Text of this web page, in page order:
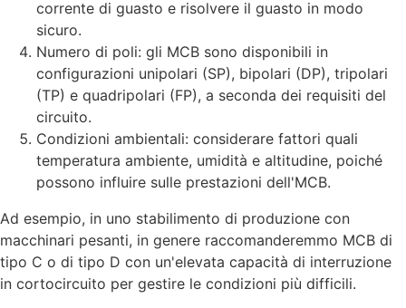
corrente di guasto e risolvere il guasto in modo
sicuro.
Numero di poli: gli MCB sono disponibili in
configurazioni unipolari (SP), bipolari (DP), tripolari
(TP) e quadripolari (FP), a seconda dei requisiti del
circuito.
Condizioni ambientali: considerare fattori quali
temperatura ambiente, umidità e altitudine, poiché
possono influire sulle prestazioni dell'MCB.
Ad esempio, in uno stabilimento di produzione con
macchinari pesanti, in genere raccomanderemmo MCB di
tipo C o di tipo D con un'elevata capacità di interruzione
in cortocircuito per gestire le condizioni più difficili.